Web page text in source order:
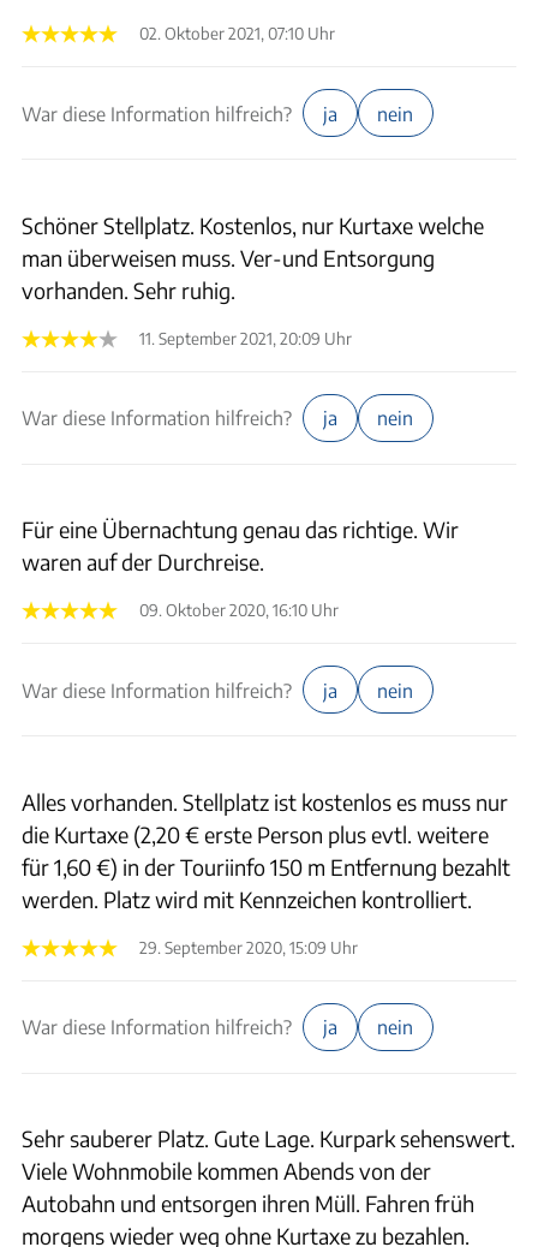
02. Oktober 2021, 07:10 Uhr
War diese Information hilfreich? ja nein
Schöner Stellplatz. Kostenlos, nur Kurtaxe welche
man überweisen muss. Ver-und Entsorgung
vorhanden. Sehr ruhig.
11. September 2021, 20:09 Uhr
War diese Information hilfreich? ja nein
Für eine Übernachtung genau das richtige. Wir
waren auf der Durchreise.
09. Oktober 2020, 16:10 Uhr
War diese Information hilfreich? ja nein
Alles vorhanden. Stellplatz ist kostenlos es muss nur
die Kurtaxe (2,20 € erste Person plus evtl. weitere
für 1,60 €) in der Touriinfo 150 m Entfernung bezahlt
werden. Platz wird mit Kennzeichen kontrolliert.
29. September 2020, 15:09 Uhr
War diese Information hilfreich? ja nein
Sehr sauberer Platz. Gute Lage. Kurpark sehenswert.
Viele Wohnmobile kommen Abends von der
Autobahn und entsorgen ihren Müll. Fahren früh
morgens wieder weg ohne Kurtaxe zu bezahlen.